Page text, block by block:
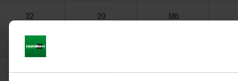
32 20 M6
32
32 20 M6